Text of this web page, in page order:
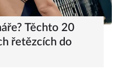
Těchto 20
řetězcích do